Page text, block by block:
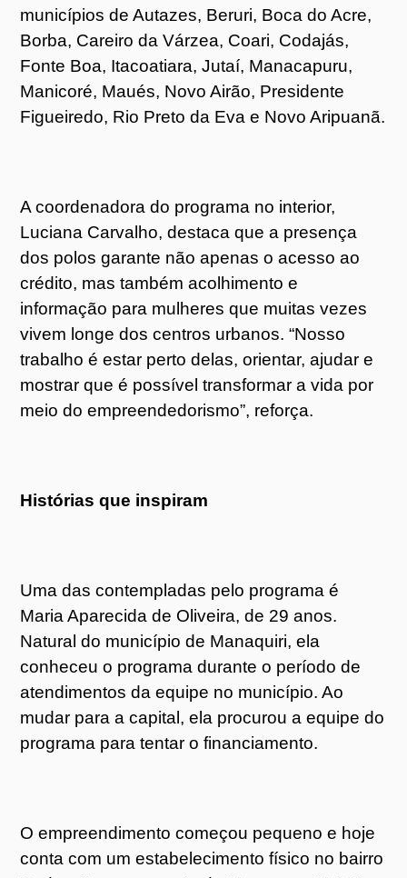
municípios de Autazes, Beruri, Boca do Acre,
Borba, Careiro da Várzea, Coari, Codajás,
Fonte Boa, Itacoatiara, Jutaí, Manacapuru,
Manicoré, Maués, Novo Airão, Presidente
Figueiredo, Rio Preto da Eva e Novo Aripuanã.
A coordenadora do programa no interior,
Luciana Carvalho, destaca que a presença
dos polos garante não apenas o acesso ao
crédito, mas também acolhimento e
informação para mulheres que muitas vezes
vivem longe dos centros urbanos. “Nosso
trabalho é estar perto delas, orientar, ajudar e
mostrar que é possível transformar a vida por
meio do empreendedorismo”, reforça.
Histórias que inspiram
Uma das contempladas pelo programa é
Maria Aparecida de Oliveira, de 29 anos.
Natural do município de Manaquiri, ela
conheceu o programa durante o período de
atendimentos da equipe no município. Ao
mudar para a capital, ela procurou a equipe do
programa para tentar o financiamento.
O empreendimento começou pequeno e hoje
conta com um estabelecimento físico no bairro